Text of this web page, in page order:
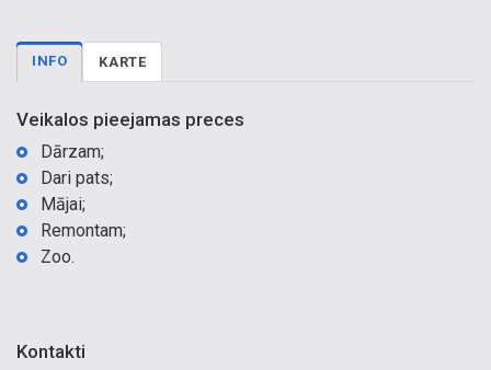
INFO KARTE
Veikalos pieejamas preces
Dārzam;
Dari pats;
Mājai;
Remontam;
Zoo.
Kontakti